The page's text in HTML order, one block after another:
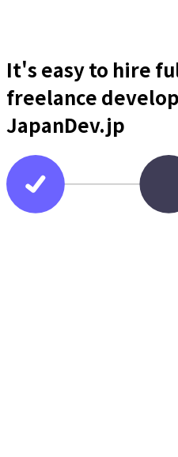
It's easy to hire
freelance
JapanDev.jp